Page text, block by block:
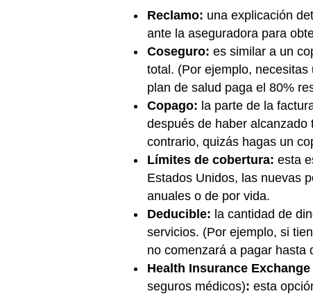
Reclamo: una explicación
ante la aseguradora para
Coseguro: es similar a un
total. (Por ejemplo,
plan de salud paga el 80%
Copago: la parte de la
después de haber
contrario, quizás hagas un
Límites de cobertura: esta
Estados Unidos, las nuevas
anuales o de por vida.
Deducible: la cantidad de
servicios. (Por ejemplo, si
no comenzará a pagar hasta
Health Insurance Exchange
seguros médicos): esta